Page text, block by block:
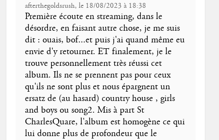
afterthegoldsrush, le 18/08/2023 à 18:38
Première écoute en streaming, dans le
désordre, en faisant autre chose, je me suis
dit : ouais, bof...et puis j'ai quand même eu
envie d'y retourner. ET finalement, je le
trouve personnellement très réussi cet
album. Ils ne se prennent pas pour ceux
qu'ils ne sont plus et nous épargnent un
ersatz de (au hasard) country house , girls
and boys ou song2. Mis à part St
CharlesQuare, l'album est homogène ce qui
lui donne plus de profondeur que le